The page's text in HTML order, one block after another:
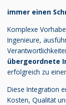
immer einen
Komplexe
Ingenieure,
übergeordnete
erfolgreich zu
Diese Integration
Kosten, Qualität